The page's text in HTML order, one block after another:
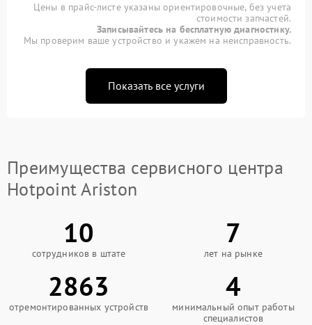
Цены в прайс-листе указаны ориентировочные, без учета
стоимости запчастей.
Записывайтесь на бесплатную диагностику.
Мы проверим ваше устройство и укажем на неисправность.
Показать все услуги
Преимущества сервисного центра
Hotpoint Ariston
10
сотрудников в штате
7
лет на рынке
2863
отремонтированных устройств
4
минимальный опыт работы
специалистов